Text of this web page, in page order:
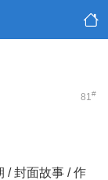
81#
/ 封面故事 / 作